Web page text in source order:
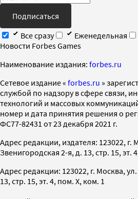
Подписаться
Все сразу
Еженедельная
Новости Forbes Games
Наименование издания: forbes.ru
Cетевое издание « forbes.ru »
службой по надзору в сфере связи,
технологий и массовых
номер и дата принятия решения о
ФС77-82431 от 23 декабря 2021 г.
Адрес редакции, издателя: 123022, г.
Звенигородская 2-я, д. 13, стр. 15, эт.
Адрес редакции: 123022, г. Москва,
13, стр. 15, эт. 4, пом. X, ком. 1